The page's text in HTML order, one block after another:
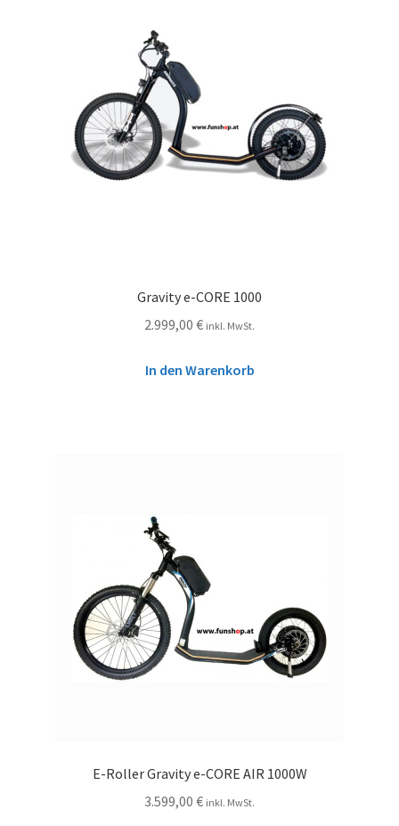
Gravity e-CORE 1000
2.999,00 € inkl. MwSt.
In den Warenkorb
E-Roller Gravity e-CORE AIR 1000W
3.599,00 € inkl. MwSt.